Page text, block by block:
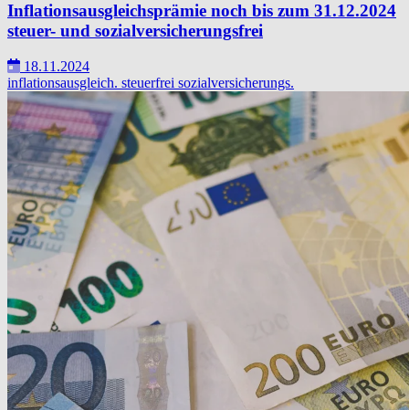
Inflationsausgleichsprämie noch bis zum 31.12.2024
steuer- und sozialversicherungsfrei
18.11.2024
inflationsausgleich. steuerfrei sozialversicherungs.